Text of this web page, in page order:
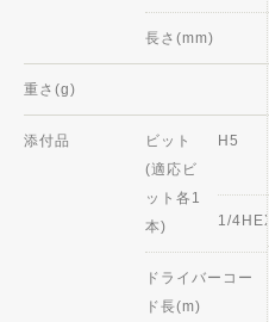
長さ(mm)
重さ(g)
添付品
ビット
(適応ビ
ット各1
本)
H5
1/4HEX
ドライバーコー
ド長(m)